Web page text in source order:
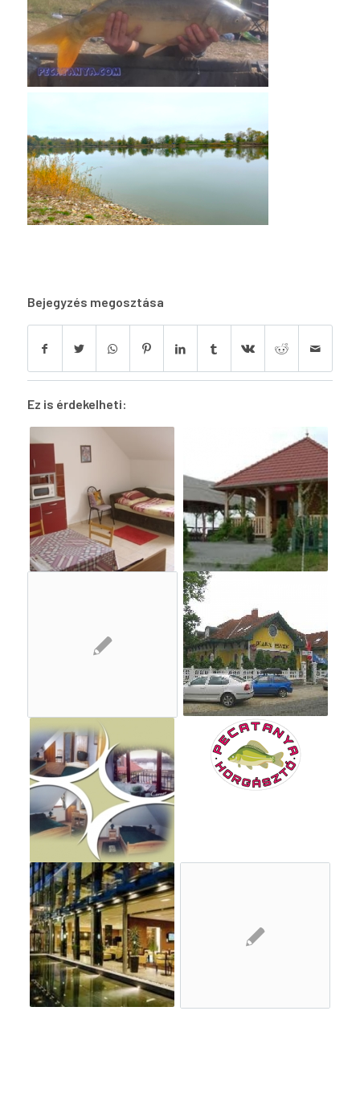
Bejegyzés megosztása
Ez is érdekelheti: